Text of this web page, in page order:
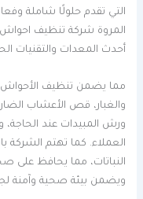
التي تقدم حلولًا شاملة
المروة شركة تنظيف
أحدث المعدات والتقنيات
مما يضمن تنظيف الأحواش
والغبار، قص الأعشاب
ورش المبيدات عند
العملاء. كما تهتم الشركة
النباتات، مما يحافظ على
ويضمن بيئة صحية وآمنة